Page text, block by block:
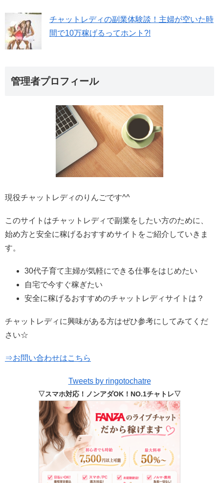
チャットレディの副業体験談！主婦が空いた時
間で10万稼げるってホント?!
管理者プロフィール
現役チャットレディのりんごです^^
このサイトはチャットレディで副業をしたい方のために、
始め方と安全に稼げるおすすめサイトをご紹介していきま
す。
30代子育て主婦が気軽にできる仕事をはじめたい
自宅で今すぐ稼ぎたい
安全に稼げるおすすめのチャットレディサイトは？
チャットレディに興味がある方はぜひ参考にしてみてくだ
さい☆
⇒お問い合わせはこちら
Tweets by ringotochatre
▽スマホ対応！ノンアダOK！NO.1チャトレ▽